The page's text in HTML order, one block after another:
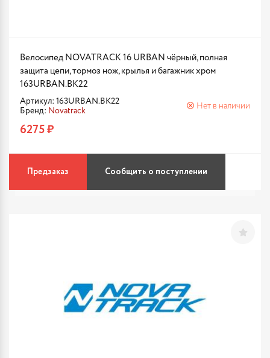
Велосипед NOVATRACK 16 URBAN чёрный, полная
защита цепи, тормоз нож, крылья и багажник хром
163URBAN.BK22
Артикул: 163URBAN.BK22
Бренд: Novatrack
Нет в наличии
6275 ₽
Предзаказ Сообщить о поступлении